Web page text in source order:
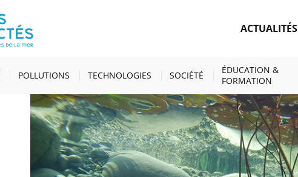
ACTUALITÉS
POLLUTIONS TECHNOLOGIES SOCIÉTÉ
ÉDUCATION &
FORMATION
ACCUEIL